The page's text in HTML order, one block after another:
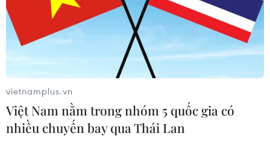
vietnamplus.vn
Việt Nam nằm trong nhóm 5 quốc gia có
nhiều chuyến bay qua Thái Lan